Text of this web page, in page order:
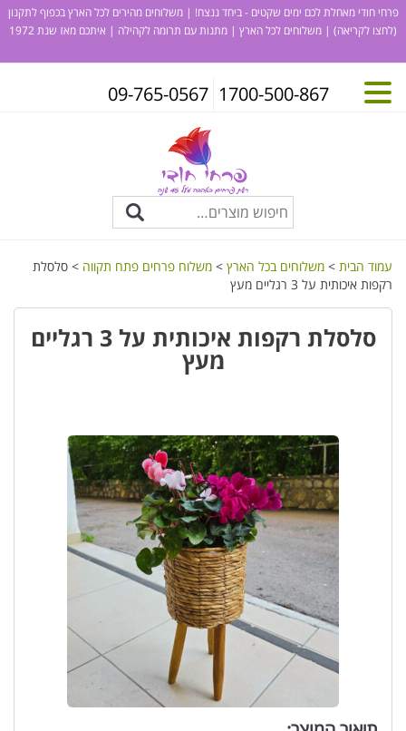
פרחי חודי מאחלת לכם ימים שקטים - ביחד ננצח! | משלוחים מהירים לכל הארץ בכפוף לתקנון
(לחצו לקריאה) | משלוחים לכל הארץ | מתנות עם תרומה לקהילה | איתכם מאז שנת 1972
1700-500-867
09-765-0567
עמוד הבית > משלוחים בכל הארץ > משלוח פרחים פתח תקווה > סלסלת
רקפות איכותית על 3 רגליים מעץ
סלסלת רקפות איכותית על 3 רגליים
מעץ